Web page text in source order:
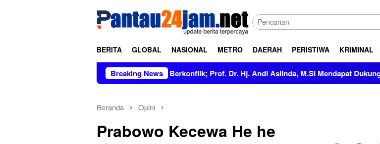
BERITA GLOBAL NASIONAL METRO DAERAH PERISTIWA KRIMINAL
Breaking News
Figur Bersih dan Tidak Berkonflik; Prof. Dr. Hj. Andi Aslinda, M.Si Mendapat Dukungan Aktivis Sulsel
Beranda Opini
Prabowo Kecewa He he